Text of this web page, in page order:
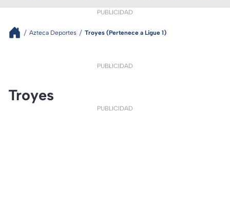
PUBLICIDAD
Azteca Deportes Troyes (Pertenece a Ligue 1)
PUBLICIDAD
Troyes
PUBLICIDAD